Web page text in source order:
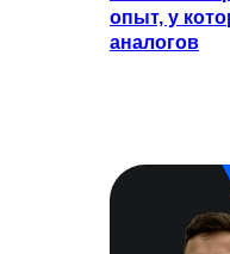
опыт, у
аналогов